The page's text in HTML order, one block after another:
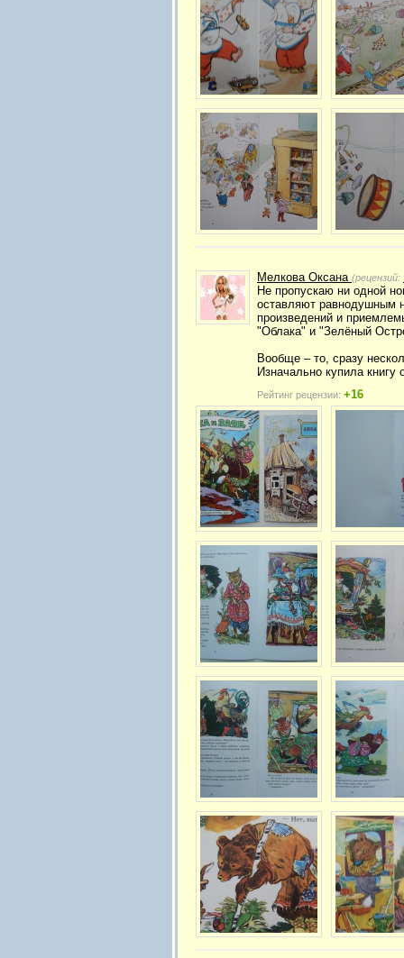
Мелкова Оксана (рецензий:
Не пропускаю ни одной
оставляют равнодушным
произведений и
"Облака" и "Зелёный
Вообще – то, сразу
Изначально купила книгу
Рейтинг рецензии: +16